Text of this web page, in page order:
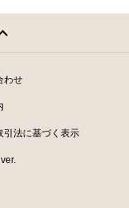
わせ
引法に基づく表示